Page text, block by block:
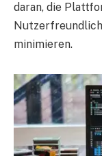
daran, die
minimieren.